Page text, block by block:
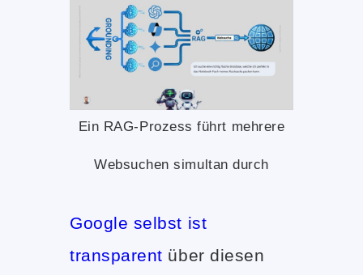
Ein RAG-Prozess führt mehrere
Websuchen simultan durch
Google selbst ist
transparent über diesen